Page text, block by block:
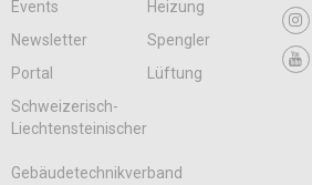
Events
Heizung
Newsletter
Spengler
Portal
Lüftung
Schweizerisch-
Liechtensteinischer
Gebäudetechnikverband